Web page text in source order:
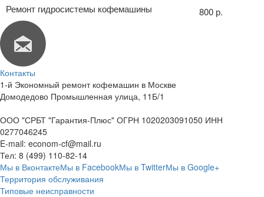
Ремонт гидросистемы кофемашины
800 р.
Контакты
1-й Экономный ремонт кофемашин в Москве
Домодедово Промышленная улица, 11Б/1
ООО "СРБТ "Гарантия-Плюс" ОГРН 1020203091050 ИНН
0277046245
E-mail: econom-cf@mail.ru
Тел: 8 (499) 110-82-14
Мы в ВконтактеМы в FacebookМы в TwitterМы в Google+
Территория обслуживания
Типовые неисправности